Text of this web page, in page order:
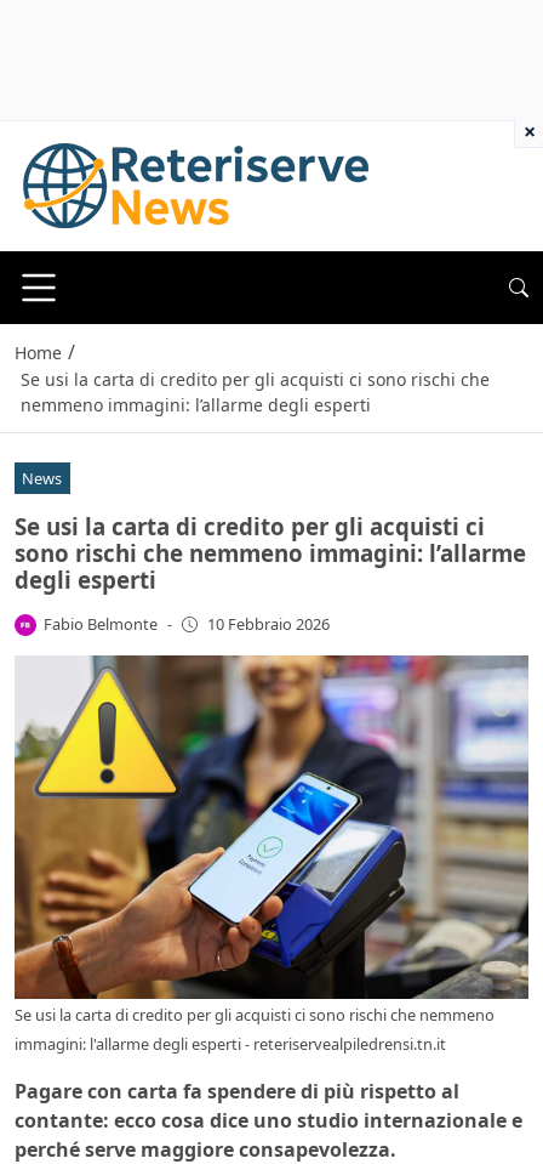
Home /
Se usi la carta di credito per gli acquisti ci sono rischi che
nemmeno immagini: l’allarme degli esperti
News
Se usi la carta di credito per gli acquisti ci
sono rischi che nemmeno immagini: l’allarme
degli esperti
Fabio Belmonte - 10 Febbraio 2026
Se usi la carta di credito per gli acquisti ci sono rischi che nemmeno
immagini: l'allarme degli esperti - reteriservealpiledrensi.tn.it
Pagare con carta fa spendere di più rispetto al
contante: ecco cosa dice uno studio internazionale e
perché serve maggiore consapevolezza.
×